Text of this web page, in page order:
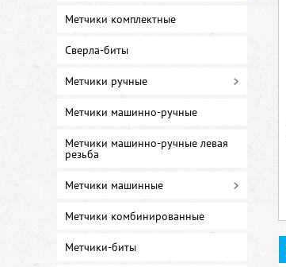
Метчики комплектные
Сверла-биты
Метчики ручные
Метчики машинно-ручные
Метчики машинно-ручные левая
резьба
Метчики машинные
Метчики комбинированные
Метчики-биты